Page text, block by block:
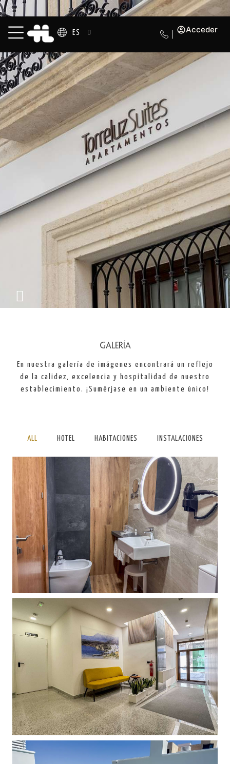
ES Acceder
Galería
En nuestra galería de imágenes encontrará un reflejo
de la calidez, excelencia y hospitalidad de nuestro
establecimiento. ¡Sumérjase en un ambiente único!
ALL HOTEL HABITACIONES INSTALACIONES